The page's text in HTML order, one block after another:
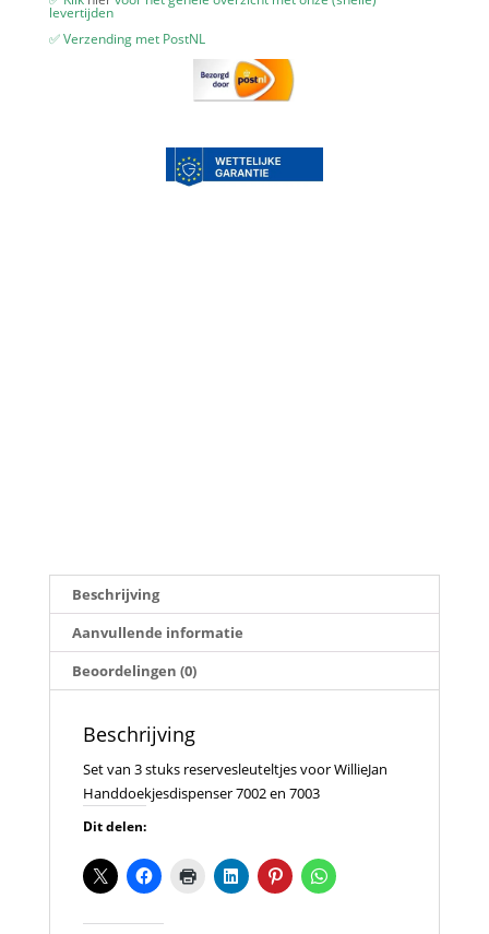
levertijden
✅ Verzending met PostNL
Beschrijving
Aanvullende informatie
Beoordelingen (0)
Beschrijving
Set van 3 stuks reservesleuteltjes voor WillieJan
Handdoekjesdispenser 7002 en 7003
Dit delen: